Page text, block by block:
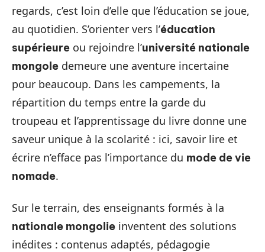
regards, c’est loin d’elle que l’éducation se joue,
au quotidien. S’orienter vers l’éducation
supérieure ou rejoindre l’université nationale
mongole demeure une aventure incertaine
pour beaucoup. Dans les campements, la
répartition du temps entre la garde du
troupeau et l’apprentissage du livre donne une
saveur unique à la scolarité : ici, savoir lire et
écrire n’efface pas l’importance du mode de vie
nomade.
Sur le terrain, des enseignants formés à la
nationale mongolie inventent des solutions
inédites : contenus adaptés, pédagogie